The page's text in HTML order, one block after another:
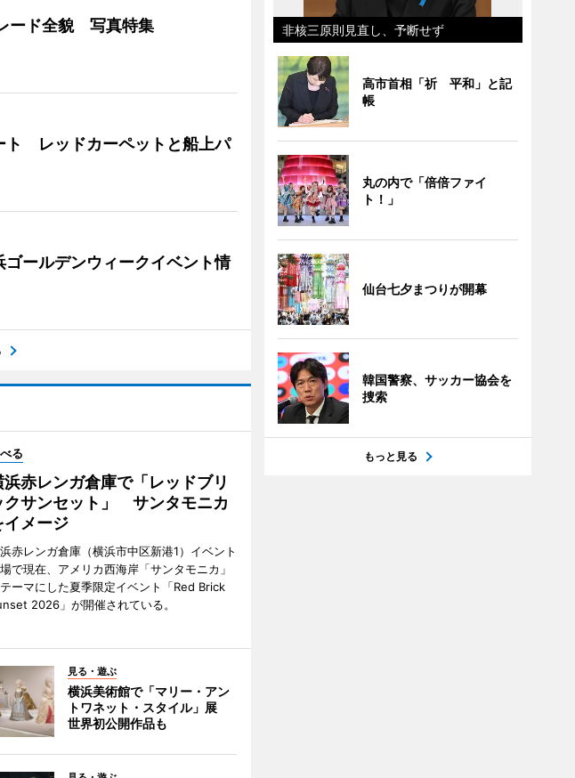
ード全貌 写真特集
ト レッドカーペットと船上パ
ールデンウィークイベント情
る
浜赤レンガ倉庫で「レッドブリ
クサンセット」 サンタモニカ
イメージ
赤レンガ倉庫（横浜市中区新港1）イベント
で現在、アメリカ西海岸「サンタモニカ」
ーマにした夏季限定イベント「Red Brick
2026」が開催されている。
見る・遊ぶ
横浜美術館で「マリー・アン
トワネット・スタイル」展
世界初公開作品も
非核三原則見直し、予断せず
高市首相「祈 平和」と記
帳
丸の内で「倍倍ファイ
ト！」
仙台七夕まつりが開幕
韓国警察、サッカー協会を
捜索
もっと見る